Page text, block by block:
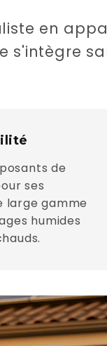
en
s'intègre
de
ses
large gamme
humides